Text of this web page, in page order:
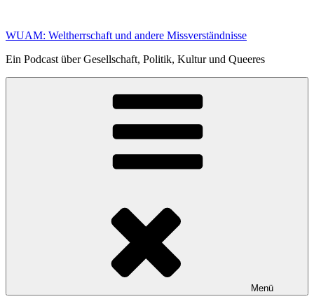
springen
WUAM: Weltherrschaft und andere Missverständnisse
Ein Podcast über Gesellschaft, Politik, Kultur und Queeres
Menü